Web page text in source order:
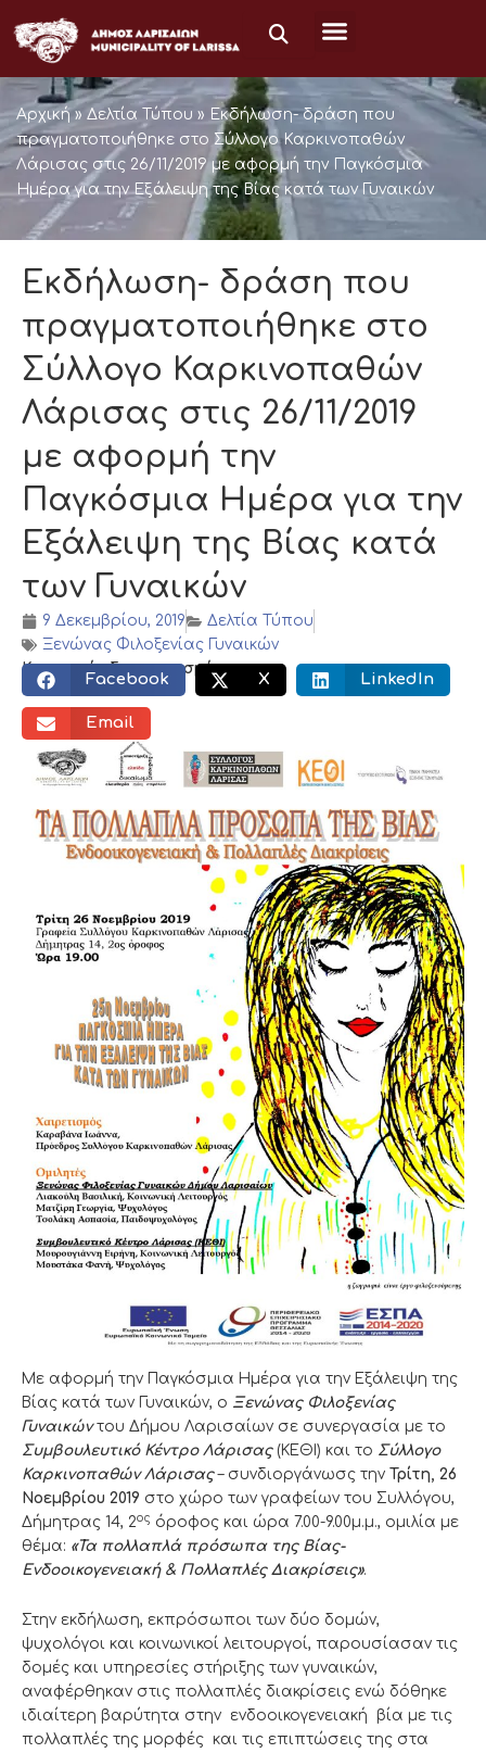
στο
περιεχόμενο
Αρχική » Δελτία Τύπου » Εκδήλωση- δράση που
πραγματοποιήθηκε στο Σύλλογο Καρκινοπαθών
Λάρισας στις 26/11/2019 με αφορμή την Παγκόσμια
Ημέρα για την Εξάλειψη της Βίας κατά των Γυναικών
Εκδήλωση- δράση που
πραγματοποιήθηκε στο
Σύλλογο Καρκινοπαθών
Λάρισας στις 26/11/2019
με αφορμή την
Παγκόσμια Ημέρα για την
Εξάλειψη της Βίας κατά
των Γυναικών
9 Δεκεμβρίου, 2019
Δελτία Τύπου
Ξενώνας Φιλοξενίας Γυναικών
Κοινωνικός διαμοιρασμός:
Facebook X LinkedIn
Email
Με αφορμή την Παγκόσμια Ημέρα για την Εξάλειψη της
Βίας κατά των Γυναικών, ο Ξενώνας Φιλοξενίας
Γυναικών του Δήμου Λαρισαίων σε συνεργασία με το
Συμβουλευτικό Κέντρο Λάρισας (ΚΕΘΙ) και το Σύλλογο
Καρκινοπαθών Λάρισας– συνδιοργάνωσς την Τρίτη, 26
Νοεμβρίου 2019 στο χώρο των γραφείων του Συλλόγου,
Δήμητρας 14, 2ος όροφος και ώρα 7.00-9.00μ.μ., ομιλία με
θέμα: «Τα πολλαπλά πρόσωπα της Βίας-
Ενδοοικογενειακή & Πολλαπλές Διακρίσεις».
Στην εκδήλωση, εκπρόσωποι των δύο δομών,
ψυχολόγοι και κοινωνικοί λειτουργοί, παρουσίασαν τις
δομές και υπηρεσίες στήριξης των γυναικών,
αναφέρθηκαν στις πολλαπλές διακρίσεις ενώ δόθηκε
ιδιαίτερη βαρύτητα στην ενδοοικογενειακή βία με τις
πολλαπλές της μορφές και τις επιπτώσεις της στα